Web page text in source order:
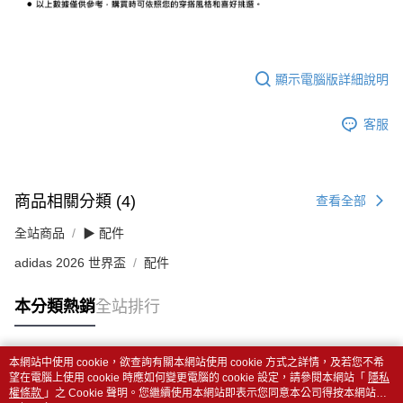
顯示電腦版詳細說明
客服
商品相關分類 (4) 查看全部
全站商品 ▶ 配件
adidas 2026 世界盃 配件
本分類熱銷全站排行
熱門標籤
本網站中使用 cookie，欲查詢有關本網站使用 cookie 方式之詳情，及若您不希
望在電腦上使用 cookie 時應如何變更電腦的 cookie 設定，請參閱本網站「 隱私
權條款 」之 Cookie 聲明。您繼續使用本網站即表示您同意本公司得按本網站使